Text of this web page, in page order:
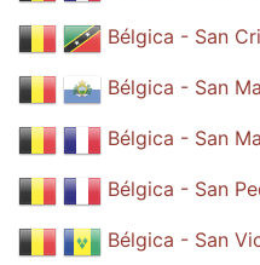
Bélgica - San
Bélgica - San
Bélgica - San
Bélgica - San
Bélgica - San